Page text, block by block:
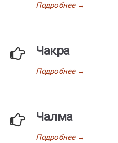
Подробнее→
Чакра
Подробнее→
Чалма
Подробнее→